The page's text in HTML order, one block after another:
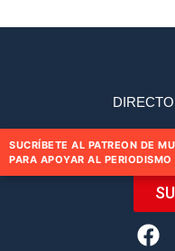
APOYA AL
SUCRÍBETE AL PATREON DE
PARA APOYAR AL PERIODISMO